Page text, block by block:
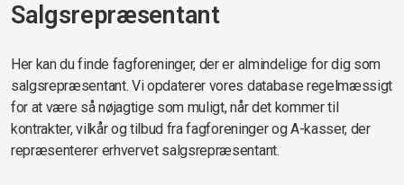
Salgsrepræsentant
Her kan du finde fagforeninger, der er almindelige for dig som
salgsrepræsentant. Vi opdaterer vores database regelmæssigt
for at være så nøjagtige som muligt, når det kommer til
kontrakter, vilkår og tilbud fra fagforeninger og A-kasser, der
repræsenterer erhvervet salgsrepræsentant.